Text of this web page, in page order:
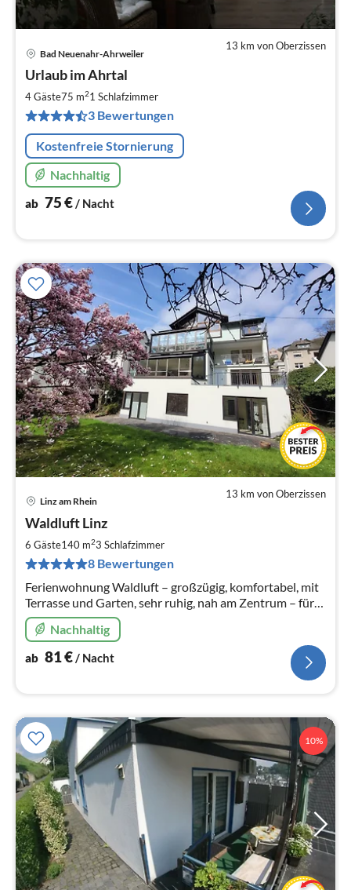
13 km von Oberzissen
Bad Neuenahr-Ahrweiler
Urlaub im Ahrtal
4 Gäste75 m21 Schlafzimmer
3 Bewertungen
Kostenfreie Stornierung
Nachhaltig
ab 75€/ Nacht
13 km von Oberzissen
Linz am Rhein
Waldluft Linz
6 Gäste140 m23 Schlafzimmer
8 Bewertungen
Ferienwohnung Waldluft – großzügig, komfortabel, mit
Terrasse und Garten, sehr ruhig, nah am Zentrum – für
bis sechs Personen
Nachhaltig
ab 81€ / Nacht
10%